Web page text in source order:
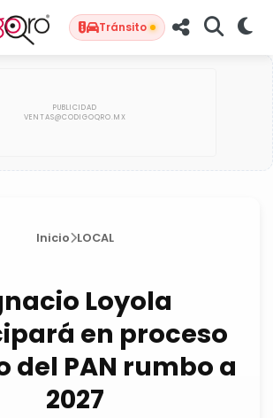
Tránsito
Inicio LOCAL
Loyola
en proceso
del PAN rumbo a
2027